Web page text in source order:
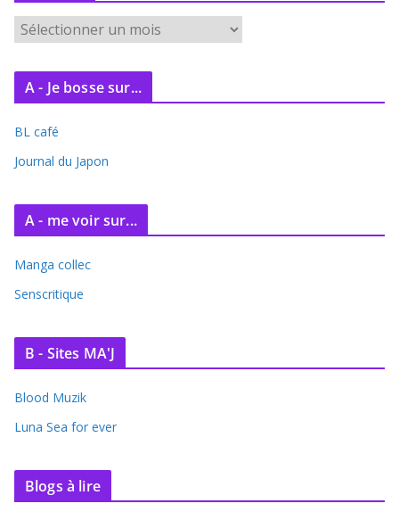
r
c
v
e
A - Je bosse sur...
BL café
Journal du Japon
A - me voir sur...
Manga collec
Senscritique
B - Sites MA'J
Blood Muzik
Luna Sea for ever
Blogs à lire